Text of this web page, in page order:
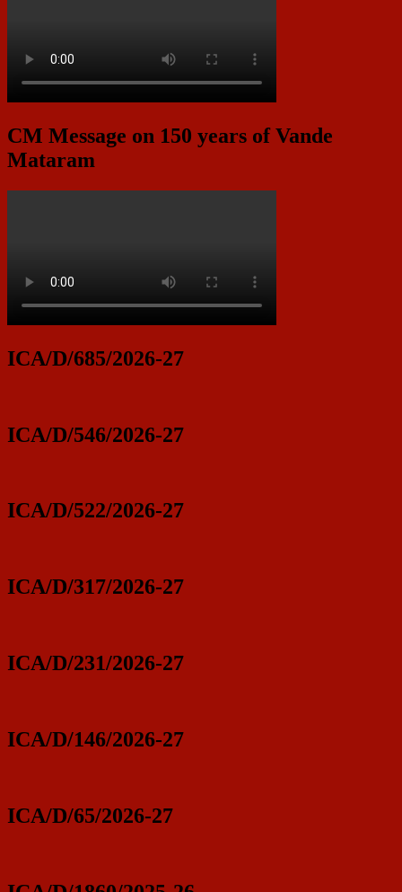
CM Message on 150 years of Vande
Mataram
ICA/D/685/2026-27
ICA/D/546/2026-27
ICA/D/522/2026-27
ICA/D/317/2026-27
ICA/D/231/2026-27
ICA/D/146/2026-27
ICA/D/65/2026-27